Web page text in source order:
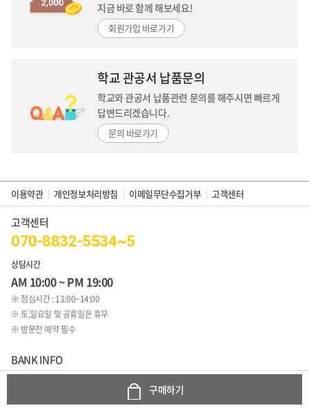
구매하기
지금 바로 함께 해보세요!
회원가입 바로가기
학교 관공서 납품문의
학교와 관공서 납품관련 문의를 해주시면 빠르게
답변드리겠습니다.
문의 바로가기
이용약관 개인정보처리방침 이메일무단수집거부 고객센터
고객센터
070-8832-5534~5
상담시간
AM 10:00 ~ PM 19:00
※ 점심시간 : 13:00~14:00
※ 토,일요일 및 공휴일은 휴무
※ 방문전 예약 필수
BANK INFO
349401-04-277713